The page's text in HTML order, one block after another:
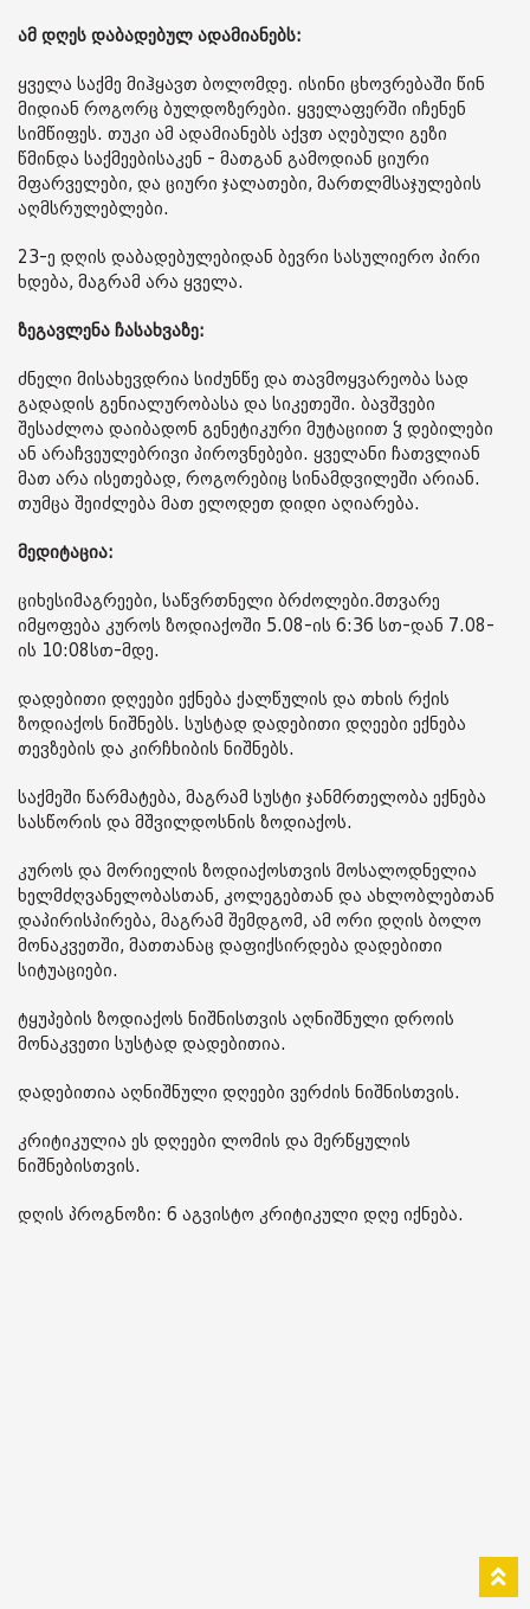
ამ დღეს დაბადებულ ადამიანებს:
ყველა საქმე მიჰყავთ ბოლომდე. ისინი ცხოვრებაში წინ
მიდიან როგორც ბულდოზერები. ყველაფერში იჩენენ
სიმწიფეს. თუკი ამ ადამიანებს აქვთ აღებული გეზი
წმინდა საქმეებისაკენ - მათგან გამოდიან ციური
მფარველები, და ციური ჯალათები, მართლმსაჯულების
აღმსრულებლები.
23-ე დღის დაბადებულებიდან ბევრი სასულიერო პირი
ხდება, მაგრამ არა ყველა.
ზეგავლენა ჩასახვაზე:
ძნელი მისახევდრია სიძუნწე და თავმოყვარეობა სად
გადადის გენიალურობასა და სიკეთეში. ბავშვები
შესაძლოა დაიბადონ გენეტიკური მუტაციით ჴ დებილები
ან არაჩვეულებრივი პიროვნებები. ყველანი ჩათვლიან
მათ არა ისეთებად, როგორებიც სინამდვილეში არიან.
თუმცა შეიძლება მათ ელოდეთ დიდი აღიარება.
მედიტაცია:
ციხესიმაგრეები, საწვრთნელი ბრძოლები.მთვარე
იმყოფება კუროს ზოდიაქოში 5.08-ის 6:36 სთ-დან 7.08-
ის 10:08სთ-მდე.
დადებითი დღეები ექნება ქალწულის და თხის რქის
ზოდიაქოს ნიშნებს. სუსტად დადებითი დღეები ექნება
თევზების და კირჩხიბის ნიშნებს.
საქმეში წარმატება, მაგრამ სუსტი ჯანმრთელობა ექნება
სასწორის და მშვილდოსნის ზოდიაქოს.
კუროს და მორიელის ზოდიაქოსთვის მოსალოდნელია
ხელმძღვანელობასთან, კოლეგებთან და ახლობლებთან
დაპირისპირება, მაგრამ შემდგომ, ამ ორი დღის ბოლო
მონაკვეთში, მათთანაც დაფიქსირდება დადებითი
სიტუაციები.
ტყუპების ზოდიაქოს ნიშნისთვის აღნიშნული დროის
მონაკვეთი სუსტად დადებითია.
დადებითია აღნიშნული დღეები ვერძის ნიშნისთვის.
კრიტიკულია ეს დღეები ლომის და მერწყულის
ნიშნებისთვის.
დღის პროგნოზი: 6 აგვისტო კრიტიკული დღე იქნება.